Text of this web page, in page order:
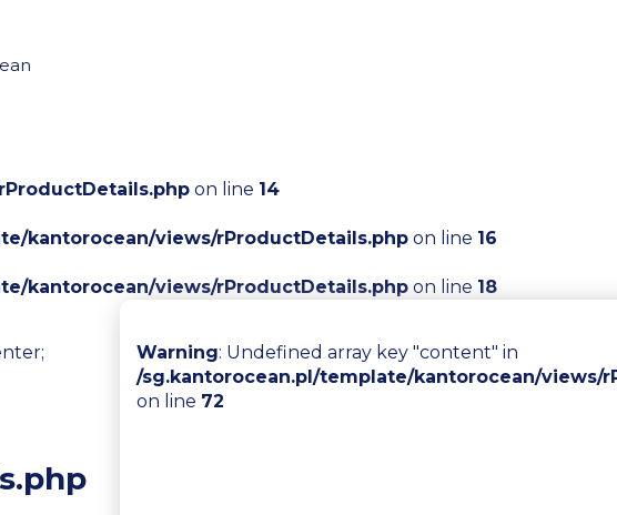
on line 14
kantorocean/views/rProductDetails.php on line 16
kantorocean/views/rProductDetails.php on line 18
Warning: Undefined array key "content" in
/sg.kantorocean.pl/template/kantorocean/views/
on line 72